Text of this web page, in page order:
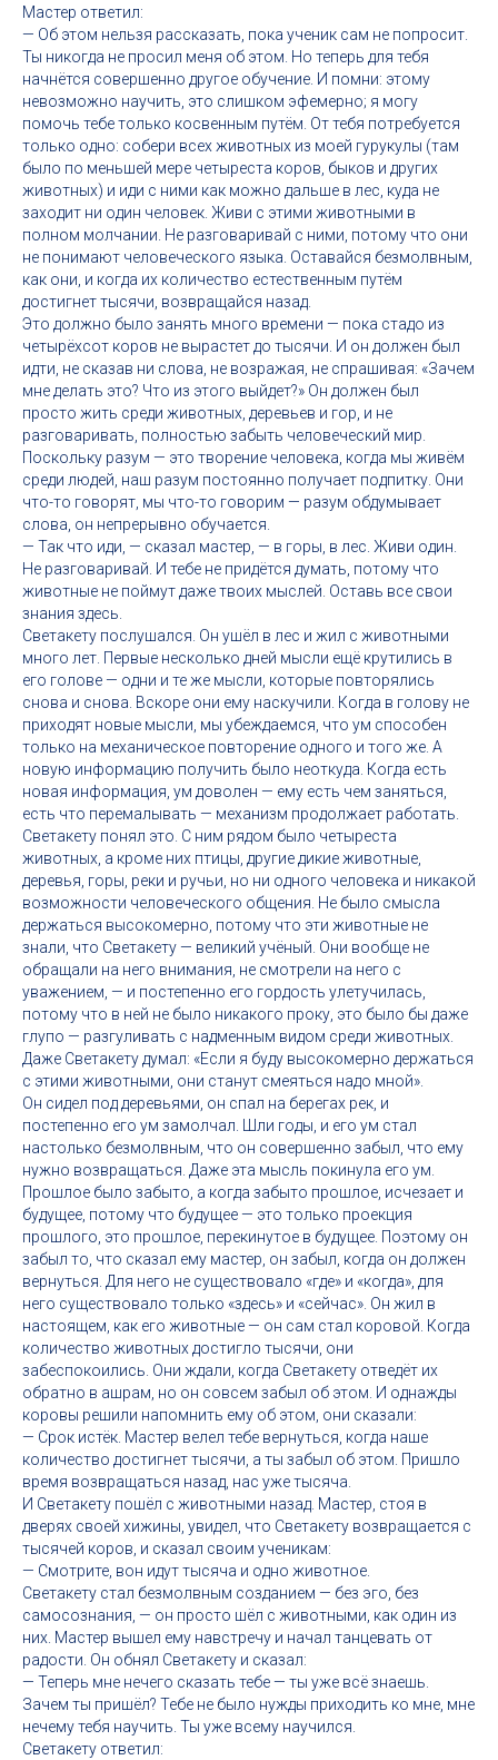
Мастер ответил:
— Об этом нельзя рассказать, пока ученик сам не попросит.
Ты никогда не просил меня об этом. Но теперь для тебя
начнётся совершенно другое обучение. И помни: этому
невозможно научить, это слишком эфемерно; я могу
помочь тебе только косвенным путём. От тебя потребуется
только одно: собери всех животных из моей гурукулы (там
было по меньшей мере четыреста коров, быков и других
животных) и иди с ними как можно дальше в лес, куда не
заходит ни один человек. Живи с этими животными в
полном молчании. Не разговаривай с ними, потому что они
не понимают человеческого языка. Оставайся безмолвным,
как они, и когда их количество естественным путём
достигнет тысячи, возвращайся назад.
Это должно было занять много времени — пока стадо из
четырёхсот коров не вырастет до тысячи. И он должен был
идти, не сказав ни слова, не возражая, не спрашивая: «Зачем
мне делать это? Что из этого выйдет?» Он должен был
просто жить среди животных, деревьев и гор, и не
разговаривать, полностью забыть человеческий мир.
Поскольку разум — это творение человека, когда мы живём
среди людей, наш разум постоянно получает подпитку. Они
что-то говорят, мы что-то говорим — разум обдумывает
слова, он непрерывно обучается.
— Так что иди, — сказал мастер, — в горы, в лес. Живи один.
Не разговаривай. И тебе не придётся думать, потому что
животные не поймут даже твоих мыслей. Оставь все свои
знания здесь.
Светакету послушался. Он ушёл в лес и жил с животными
много лет. Первые несколько дней мысли ещё крутились в
его голове — одни и те же мысли, которые повторялись
снова и снова. Вскоре они ему наскучили. Когда в голову не
приходят новые мысли, мы убеждаемся, что ум способен
только на механическое повторение одного и того же. А
новую информацию получить было неоткуда. Когда есть
новая информация, ум доволен — ему есть чем заняться,
есть что перемалывать — механизм продолжает работать.
Светакету понял это. С ним рядом было четыреста
животных, а кроме них птицы, другие дикие животные,
деревья, горы, реки и ручьи, но ни одного человека и никакой
возможности человеческого общения. Не было смысла
держаться высокомерно, потому что эти животные не
знали, что Светакету — великий учёный. Они вообще не
обращали на него внимания, не смотрели на него с
уважением, — и постепенно его гордость улетучилась,
потому что в ней не было никакого проку, это было бы даже
глупо — разгуливать с надменным видом среди животных.
Даже Светакету думал: «Если я буду высокомерно держаться
с этими животными, они станут смеяться надо мной».
Он сидел под деревьями, он спал на берегах рек, и
постепенно его ум замолчал. Шли годы, и его ум стал
настолько безмолвным, что он совершенно забыл, что ему
нужно возвращаться. Даже эта мысль покинула его ум.
Прошлое было забыто, а когда забыто прошлое, исчезает и
будущее, потому что будущее — это только проекция
прошлого, это прошлое, перекинутое в будущее. Поэтому он
забыл то, что сказал ему мастер, он забыл, когда он должен
вернуться. Для него не существовало «где» и «когда», для
него существовало только «здесь» и «сейчас». Он жил в
настоящем, как его животные — он сам стал коровой. Когда
количество животных достигло тысячи, они
забеспокоились. Они ждали, когда Светакету отведёт их
обратно в ашрам, но он совсем забыл об этом. И однажды
коровы решили напомнить ему об этом, они сказали:
— Срок истёк. Мастер велел тебе вернуться, когда наше
количество достигнет тысячи, а ты забыл об этом. Пришло
время возвращаться назад, нас уже тысяча.
И Светакету пошёл с животными назад. Мастер, стоя в
дверях своей хижины, увидел, что Светакету возвращается с
тысячей коров, и сказал своим ученикам:
— Смотрите, вон идут тысяча и одно животное.
Светакету стал безмолвным созданием — без эго, без
самосознания, — он просто шёл с животными, как один из
них. Мастер вышел ему навстречу и начал танцевать от
радости. Он обнял Светакету и сказал:
— Теперь мне нечего сказать тебе — ты уже всё знаешь.
Зачем ты пришёл? Тебе не было нужды приходить ко мне, мне
нечему тебя научить. Ты уже всему научился.
Светакету ответил: